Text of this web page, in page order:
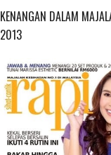
KENANGAN DALAM
2013